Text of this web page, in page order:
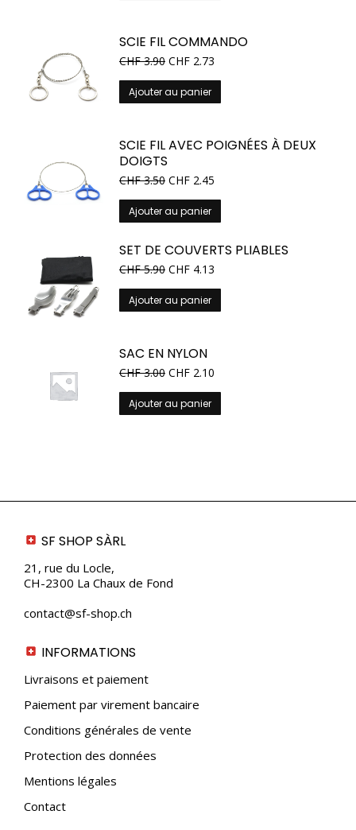
sur
SCIE FIL COMMANDO
CHF3.90 CHF 2.73
Ajouter au panier
SCIE FIL AVEC POIGNÉES À DEUX
DOIGTS
CHF3.50 CHF 2.45
Ajouter au panier
SET DE COUVERTS PLIABLES
CHF5.90 CHF 4.13
Ajouter au panier
SAC EN NYLON
CHF3.00 CHF 2.10
Ajouter au panier
SF SHOP SÀRL
21, rue du Locle,
CH-2300 La Chaux de Fond
contact@sf-shop.ch
INFORMATIONS
Livraisons et paiement
Paiement par virement bancaire
Conditions générales de vente
Protection des données
Mentions légales
Contact